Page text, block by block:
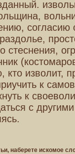
согласию
стеснения,
кто изволит,
к
к
с
наберете искомое